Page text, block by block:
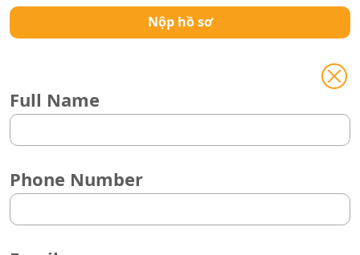
Nộp hồ sơ
Full Name
Phone Number